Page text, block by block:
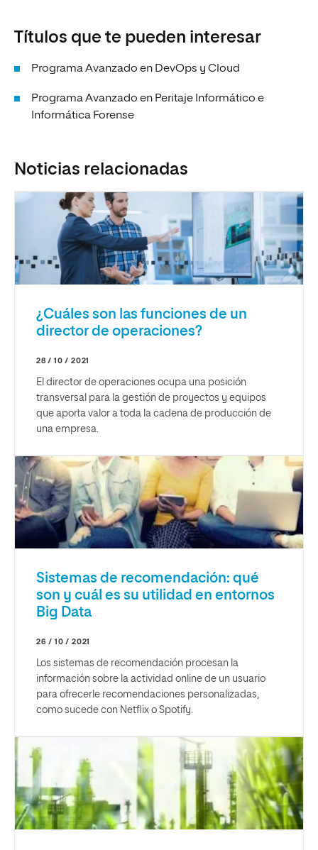
Títulos que te pueden interesar
Programa Avanzado en DevOps y Cloud
Programa Avanzado en Peritaje Informático e
Informática Forense
Noticias relacionadas
¿Cuáles son las funciones de un
director de operaciones?
28 / 10 / 2021
El director de operaciones ocupa una posición
transversal para la gestión de proyectos y equipos
que aporta valor a toda la cadena de producción de
una empresa.
Sistemas de recomendación: qué
son y cuál es su utilidad en entornos
Big Data
26 / 10 / 2021
Los sistemas de recomendación procesan la
información sobre la actividad online de un usuario
para ofrecerle recomendaciones personalizadas,
como sucede con Netflix o Spotify.